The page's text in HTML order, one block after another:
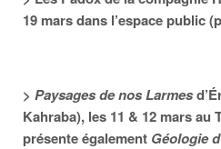
19 mars dans l’espace public
> Paysages de nos Larmes
Kahraba), les 11 & 12 mars au
présente également Géologie